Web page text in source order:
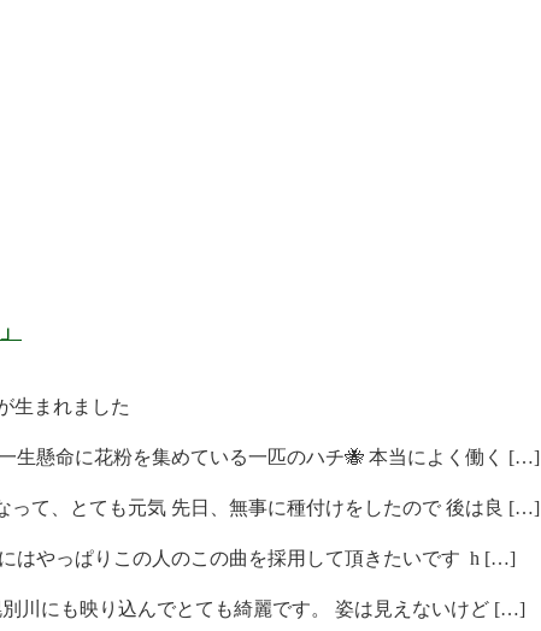
生まれました
生懸命に花粉を集めている一匹のハチ🐝 本当によく働く […]
って、とても元気 先日、無事に種付けをしたので 後は良 […]
はやっぱりこの人のこの曲を採用して頂きたいです h […]
川にも映り込んでとても綺麗です。 姿は見えないけど […]